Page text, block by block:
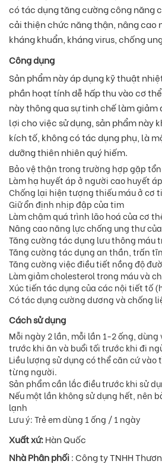
có tác dụng tăng cường công năng
cải thiện chức năng thận, nâng cao
kháng khuẩn, kháng virus, chống
Công dụng
Sản phẩm này áp dụng kỹ thuật
phần hoạt tính dễ hấp thu vào cơ
này thông qua sự tinh chế làm giảm
lợi cho việc sử dụng, sản phẩm này
kích tố, không có tác dụng phụ, là
dưỡng thiên nhiên quý hiếm.
Bảo vệ thận trong trường hợp gặp
Làm hạ huyết áp ở người cao huyết áp
Chống lại hiện tượng thiếu máu ở cơ
Giữ ổn định nhịp đập của tim
Làm chậm quá trình lão hoá của cơ
Nâng cao năng lực chống ung thư
Tăng cường tác dụng lưu thông máu
Tăng cường tác dụng an thần, trấn
Tăng cường việc điều tiết nồng độ
Làm giảm cholesterol trong máu và
Xúc tiến tác dụng của các nội tiết tố
Có tác dụng cường dương và chống
Cách sử dụng
Mỗi ngày 2 lần, mỗi lần 1-2 ống, dùng
trước khi ăn và buổi tối trước khi đi
Liều lượng sử dụng có thể căn cứ vào
từng người.
Sản phẩm cần lắc điều trước khi sử
Nếu một lần không sử dụng hết, nên
lạnh
Lưu ý: Trẻ em dùng 1 ống / 1 ngày
Xuất xứ:Hàn Quốc
Nhà Phân phối: Công ty TNHH